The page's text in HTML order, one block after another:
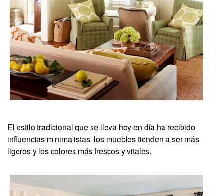
El estilo tradicional que se lleva hoy en día ha recibido
influencias minimalistas, los muebles tienden a ser más
ligeros y los colores más frescos y vitales.